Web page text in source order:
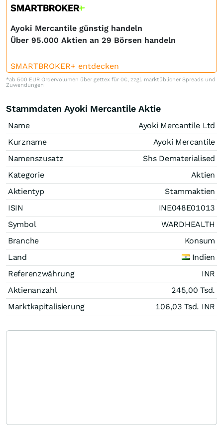
Ayoki Mercantile günstig handeln
Über 95.000 Aktien an 29 Börsen handeln
SMARTBROKER+ entdecken
*ab 500 EUR Ordervolumen über gettex für 0€, zzgl. marktüblicher Spreads und
Zuwendungen
Stammdaten Ayoki Mercantile Aktie
Name
Ayoki Mercantile Ltd
Kurzname
Ayoki Mercantile
Namenszusatz
Shs Dematerialised
Kategorie
Aktien
Aktientyp
Stammaktien
ISIN
INE048E01013
Symbol
WARDHEALTH
Branche
Konsum
Land
Indien
Referenzwährung
INR
Aktienanzahl
245,00 Tsd.
Marktkapitalisierung
106,03 Tsd. INR